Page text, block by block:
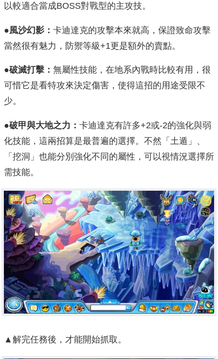
以較適合當成BOSS對戰型的主攻技。
●風沙幻影： 卡迪達克的攻擊本來就高，保證致命攻擊
當然很有魅力，防禦等級+1更是額外的賣點。
●破滅打擊： 無屬性技能，在地系內戰時比較有用，很
可惜它是看特攻來決定傷害，使得這招的用途受限不
少。
●破甲與大地之力： 卡迪達克有許多+2或-2的強化與弱
化技能，這兩招算是最普遍的選擇。不然「土遁」、
「挖洞」也能分別強化不同的屬性，可以視情況選擇所
需技能。
▲解完任務後，才能開始抓取。